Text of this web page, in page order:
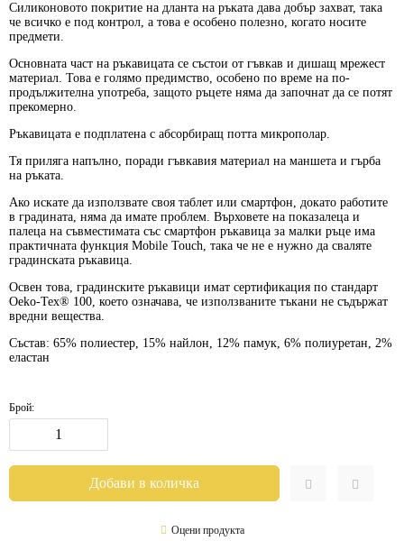
Силиконовото покритие на дланта на ръката дава добър захват, така
че всичко е под контрол, а това е особено полезно, когато носите
предмети.
Основната част на ръкавицата се състои от гъвкав и дишащ мрежест
материал. Това е голямо предимство, особено по време на по-
продължителна употреба, защото ръцете няма да започнат да се потят
прекомерно.
Ръкавицата е подплатена с абсорбиращ потта микрополар.
Тя приляга напълно, поради гъвкавия материал на маншета и гърба
на ръката.
Ако искате да използвате своя таблет или смартфон, докато работите
в градината, няма да имате проблем. Върховете на показалеца и
палеца на съвместимата със смартфон ръкавица за малки ръце има
практичната функция Mobile Touch, така че не е нужно да сваляте
градинската ръкавица.
Освен това, градинските ръкавици имат сертификация по стандарт
Oeko-Tex® 100, което означава, че използваните тъкани не съдържат
вредни вещества.
Състав: 65% полиестер, 15% найлон, 12% памук, 6% полиуретан, 2%
еластан
Брой:
Оцени продукта